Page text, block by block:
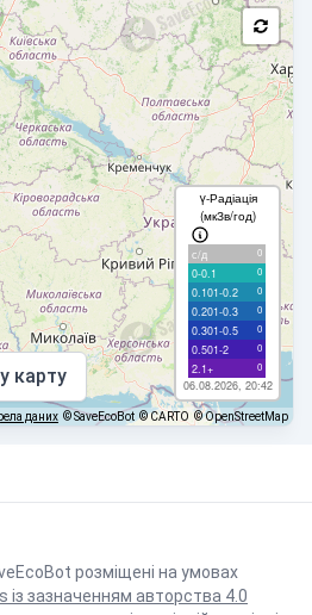
γ-Радіація
(мкЗв/год)
с/д 0
0-0.1 0
0.101-0.2 0
0.201-0.3 0
0.301-0.5 0
0.501-2 0
2.1+ 0
06.08.2026, 20:42
карту
даних © SaveEcoBot © CARTO © OpenStreetMap
розміщені на умовах
із зазначенням авторства 4.0